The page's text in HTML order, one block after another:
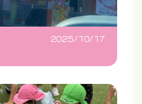
2025/10/17